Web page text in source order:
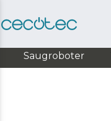
Saugroboter